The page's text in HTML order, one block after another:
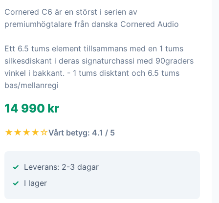
Cornered C6 är en störst i serien av
premiumhögtalare från danska Cornered Audio
Ett 6.5 tums element tillsammans med en 1 tums
silkesdiskant i deras signaturchassi med 90graders
vinkel i bakkant. - 1 tums disktant och 6.5 tums
bas/mellanregi
14 990 kr
★★★★☆Vårt betyg: 4.1 / 5
Leverans: 2-3 dagar
I lager